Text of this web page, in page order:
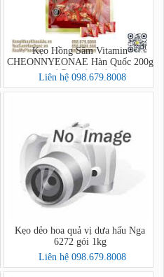
Kẹo Hồng Sâm Vitamin
CHEONNYEONAE Hàn Quốc 200g
- 고려홍삼비타민캔디
Liên hệ 098.679.8008
Kẹo dẻo hoa quả vị dưa hấu Nga
6272 gói 1kg
Liên hệ 098.679.8008